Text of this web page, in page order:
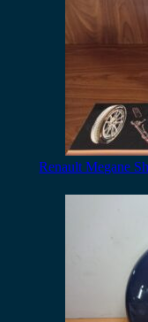
Renault Megane